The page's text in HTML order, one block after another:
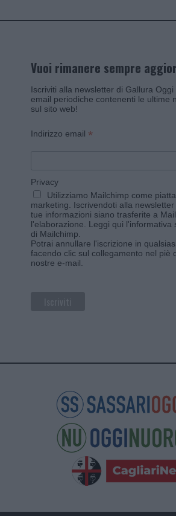
Vuoi rimanere sempre
Iscriviti alla newsletter di Gallura
email periodiche contenenti le ultime
sul sito web!
Indirizzo email *
Privacy
Utilizziamo Mailchimp come
marketing. Iscrivendoti alla
tue informazioni siano trasferite a
l'elaborazione. Leggi qui l'informativa
di Mailchimp
Potrai annullare l'iscrizione in
facendo clic sul collegamento nel piè
nostre e-mail.